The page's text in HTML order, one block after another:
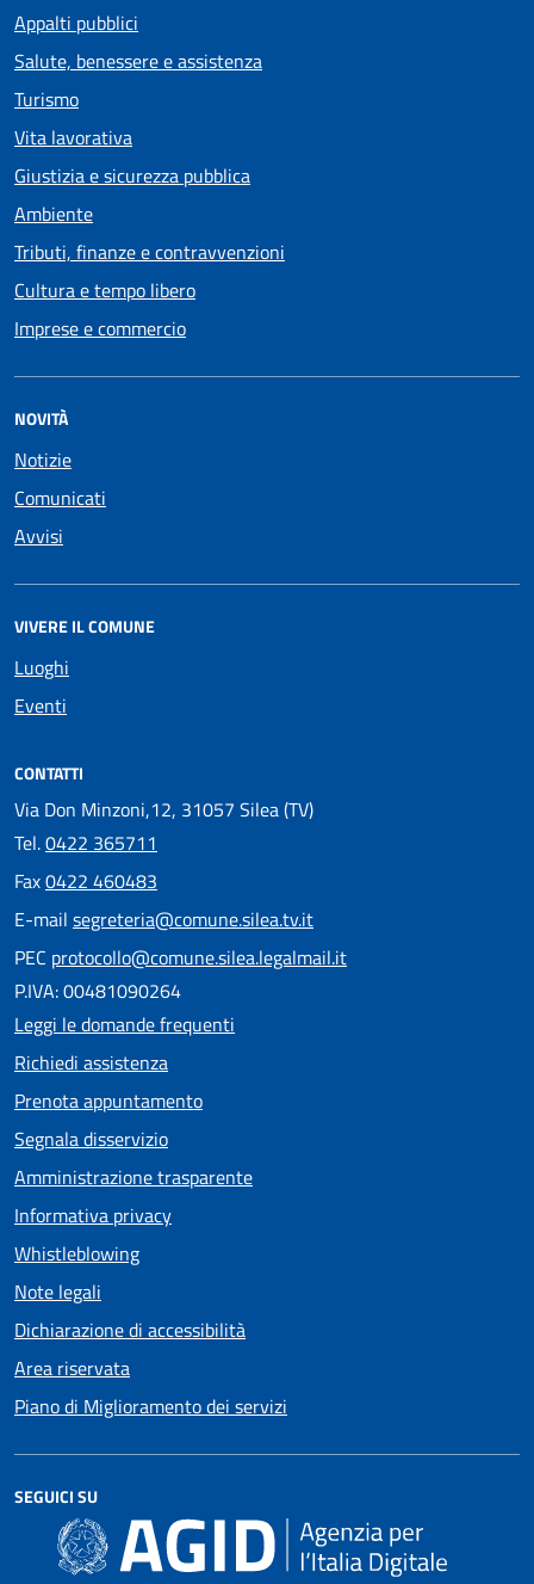
Appalti pubblici
Salute, benessere e assistenza
Turismo
Vita lavorativa
Giustizia e sicurezza pubblica
Ambiente
Tributi, finanze e contravvenzioni
Cultura e tempo libero
Imprese e commercio
NOVITÀ
Notizie
Comunicati
Avvisi
VIVERE IL COMUNE
Luoghi
Eventi
CONTATTI
Via Don Minzoni,12, 31057 Silea (TV)
Tel.0422 365711
Fax0422 460483
E-mail segreteria@comune.silea.tv.it
PEC protocollo@comune.silea.legalmail.it
P.IVA: 00481090264
Leggi le domande frequenti
Richiedi assistenza
Prenota appuntamento
Segnala disservizio
Amministrazione trasparente
Informativa privacy
Whistleblowing
Note legali
Dichiarazione di accessibilità
Area riservata
Piano di Miglioramento dei servizi
SEGUICI SU